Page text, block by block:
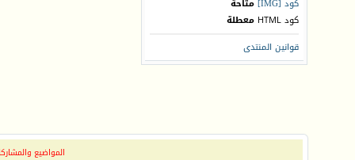
كود [IMG]
متاحة
كود HTML
معطلة
قوانين المنتدى
المواضيع